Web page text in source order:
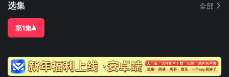
选集 全部
第1集